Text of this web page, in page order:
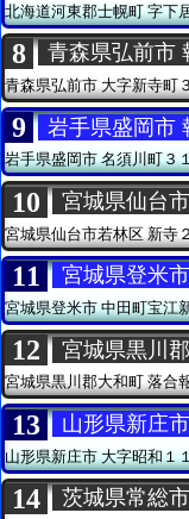
北海道河東郡士幌町字下
8 青森県弘前市
青森県弘前市 大字新寺町
9 岩手県盛岡市
岩手県盛岡市名須川町３
10 宮城県仙台
宮城県仙台市若林区 新寺
11 宮城県登米
宮城県登米市中田町宝江
12 宮城県黒川
宮城県黒川郡大和町落合
13 山形県新庄
山形県新庄市大字昭和１
14 茨城県常総